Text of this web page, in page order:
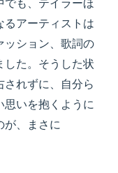
でも、テイラーほ
るアーティストは
ッション、歌詞の
した。そうした状
されずに、自分ら
思いを抱くように
が、まさに